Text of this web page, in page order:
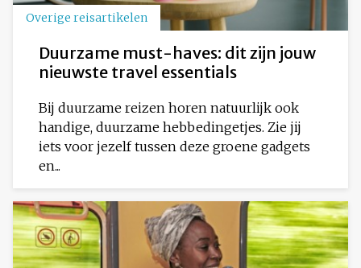
Overige reisartikelen
Duurzame must-haves: dit zijn jouw
nieuwste travel essentials
Bij duurzame reizen horen natuurlijk ook
handige, duurzame hebbedingetjes. Zie jij
iets voor jezelf tussen deze groene gadgets
en...